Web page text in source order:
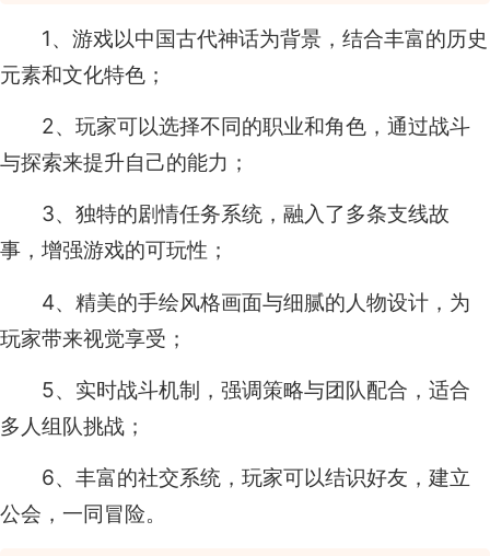
1、游戏以中国古代神话为背景，结合丰富的历史
元素和文化特色；
2、玩家可以选择不同的职业和角色，通过战斗
与探索来提升自己的能力；
3、独特的剧情任务系统，融入了多条支线故
事，增强游戏的可玩性；
4、精美的手绘风格画面与细腻的人物设计，为
玩家带来视觉享受；
5、实时战斗机制，强调策略与团队配合，适合
多人组队挑战；
6、丰富的社交系统，玩家可以结识好友，建立
公会，一同冒险。